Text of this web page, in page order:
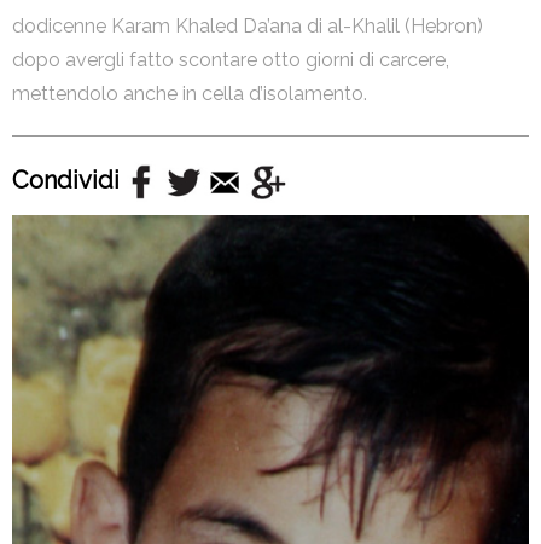
dodicenne Karam Khaled Da’ana di al-Khalil (Hebron)
dopo avergli fatto scontare otto giorni di carcere,
mettendolo anche in cella d’isolamento.
Condividi